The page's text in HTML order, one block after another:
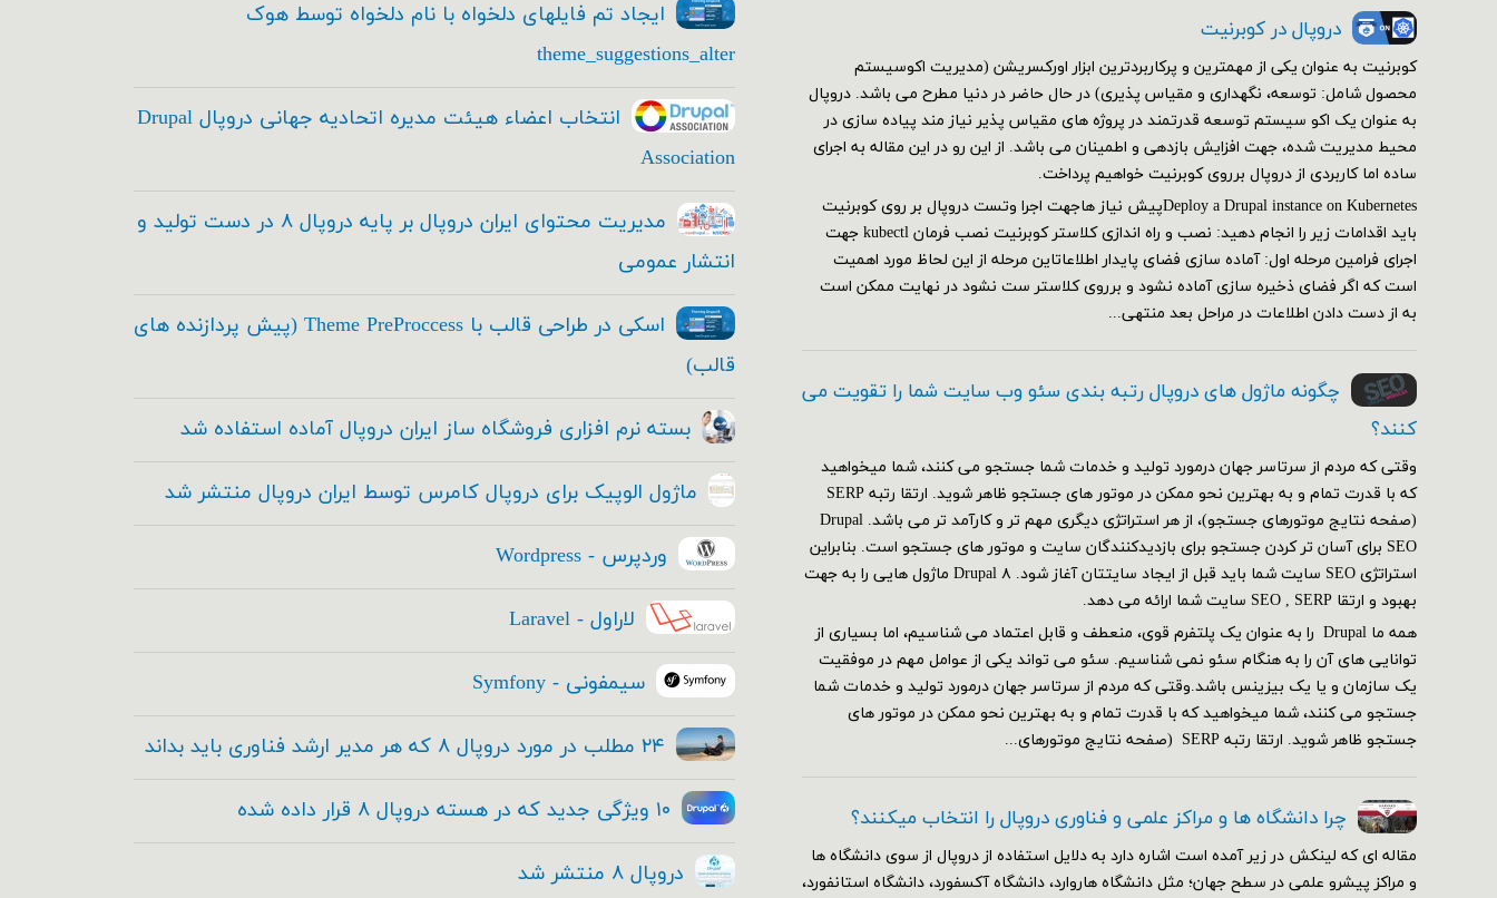
دروپال در کوبرنیت
کوبرنیت به عنوان یکی از مهمترین و پرکاربردترین ابزار اورکسریشن (مدیریت اکوسیستم
محصول شامل: توسعه، نگهداری و مقیاس پذیری) در حال حاضر در دنیا مطرح می باشد. دروپال
به عنوان یک اکو سیستم توسعه قدرتمند در پروژه های مقیاس پذیر نیاز مند پیاده سازی در
محیط مدیریت شده، جهت افزایش بازدهی و اطمینان می باشد. از این رو در این مقاله به اجرای
ساده اما کاربردی از دروپال برروی کوبرنیت خواهیم پرداخت.
Deploy a Drupal instance on Kubernetesپیش نیاز هاجهت اجرا وتست دروپال بر روی کوبرنیت
باید اقدامات زیر را انجام دهید: نصب و راه اندازی کلاستر کوبرنیت نصب فرمان kubectl جهت
اجرای فرامین مرحله اول: آماده سازی فضای پایدار اطلاعاتاین مرحله از این لحاظ مورد اهمیت
است که اگر فضای ذخیره سازی آماده نشود و برروی کلاستر ست نشود در نهایت ممکن است
به از دست دادن اطلاعات در مراحل بعد منتهی...
چگونه ماژول های دروپال رتبه بندی سئو وب سایت شما را تقویت می
کنند؟
وقتی که مردم از سرتاسر جهان درمورد تولید و خدمات شما جستجو می کنند، شما میخواهید
که با قدرت تمام و به بهترین نحو ممکن در موتور های جستجو ظاهر شوید. ارتقا رتبه SERP
(صفحه نتایج موتورهای جستجو)، از هر استراتژی دیگری مهم تر و کارآمد تر می باشد. Drupal
SEO برای آسان تر کردن جستجو برای بازدیدکنندگان سایت و موتور های جستجو است. بنابراین
استراتژی SEO سایت شما باید قبل از ایجاد سایتتان آغاز شود. Drupal ۸ ماژول هایی را به جهت
بهبود و ارتقا SEO , SERP سایت شما ارائه می دهد.
همه ما Drupal را به عنوان یک پلتفرم قوی، منعطف و قابل اعتماد می شناسیم، اما بسیاری از
توانایی های آن را به هنگام سئو نمی شناسیم. سئو می تواند یکی از عوامل مهم در موفقیت
یک سازمان و یا یک بیزینس باشد.وقتی که مردم از سرتاسر جهان درمورد تولید و خدمات شما
جستجو می کنند، شما میخواهید که با قدرت تمام و به بهترین نحو ممکن در موتور های
جستجو ظاهر شوید. ارتقا رتبه SERP (صفحه نتایج موتورهای...
چرا دانشگاه ها و مراکز علمی و فناوری دروپال را انتخاب میکنند؟
مقاله ای که لینکش در زیر آمده است اشاره دارد به دلایل استفاده از دروپال از سوی دانشگاه ها
و مراکز پیشرو علمی در سطح جهان؛ مثل دانشگاه هاروارد، دانشگاه آکسفورد، دانشگاه استانفورد،
ایجاد تم فایلهای دلخواه با نام دلخواه توسط هوک
theme_suggestions_alter
انتخاب اعضاء هیئت مدیره اتحادیه جهانی دروپال Drupal
Association
مدیریت محتوای ایران دروپال بر پایه دروپال ۸ در دست تولید و
انتشار عمومی
اسکی در طراحی قالب با Theme PreProccess (پیش پردازنده های
قالب)
بسته نرم افزاری فروشگاه ساز ایران دروپال آماده استفاده شد
ماژول الوپیک برای دروپال کامرس توسط ایران دروپال منتشر شد
وردپرس - Wordpress
لاراول - Laravel
سیمفونی - Symfony
۲۴ مطلب در مورد دروپال ۸ که هر مدیر ارشد فناوری باید بداند
۱۰ ویژگی جدید که در هسته دروپال ۸ قرار داده شده
دروپال ۸ منتشر شد